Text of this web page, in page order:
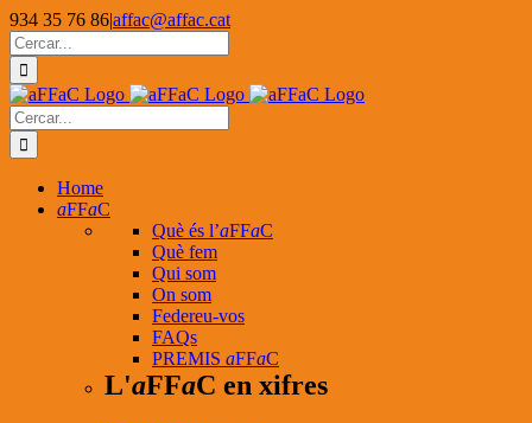
Skip
to
content
934 35 76 86|affac@affac.cat
Facebook
X
YouTube
Cerca
…
Cerca
…
Home
aFFaC
Què és l’aFFaC
Què fem
Qui som
On som
Federeu-vos
FAQs
PREMIS aFFaC
L'aFFaC en xifres